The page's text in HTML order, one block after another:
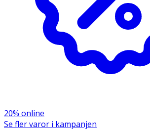
20% online
Se fler varor i kampanjen